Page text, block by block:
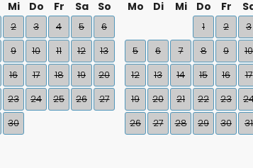
Mi Do Fr Sa So
2 3 4 5
6
9 10 11 12
13
16 17 18 19
20
23 24 25 26
27
30
Mo
Di Mi Do Fr
1 2 3
5
6 7 8 9 10
12
13 14 15 16 17
19
20 21 22 23
26
27 28 29 30 31